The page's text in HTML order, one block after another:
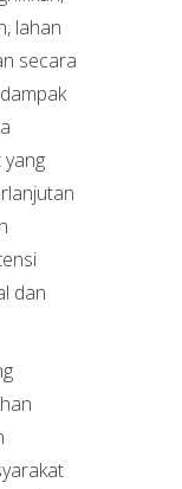
lahan
secara
dan